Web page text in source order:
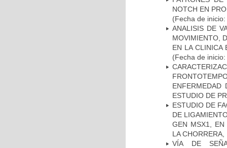
NOTCH EN
(Fecha de
ANALISIS DE
MOVIMIENTO,
EN LA CLINICA
(Fecha de
ENFERMEDAD
ESTUDIO DE
ESTUDIO DE
DE
GEN MSX1, EN
LA
VÍA DE